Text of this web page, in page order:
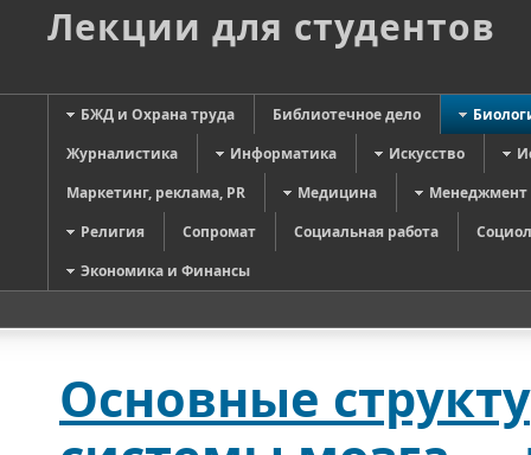
Лекции для студентов
БЖД и Охрана труда Библиотечное дело
Журналистика
Информатика Искусство
Маркетинг, реклама, PR
Медицина
Менеджмент
Религия
Сопромат Социальная работа
Экономика и Финансы
Основные